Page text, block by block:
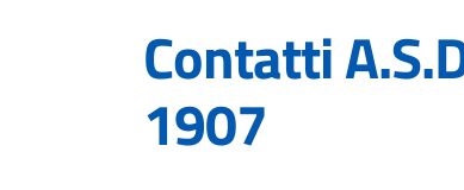
Contatti
1907